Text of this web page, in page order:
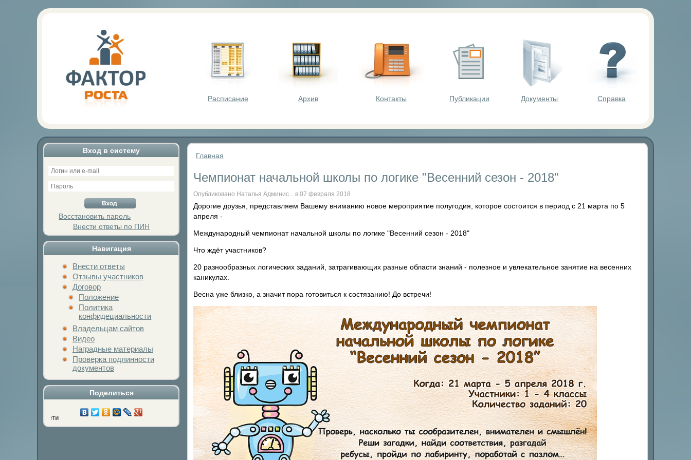
Расписание Архив Контакты Публикации Документы Справка
Вход в систему
Восстановить пароль
Внести ответы по ПИН
Навигация
Внести ответы
Отзывы участников
Договор
Положение
Политика
конфидециальности
Владельцам сайтов
Видео
Наградные материалы
Проверка подлинности
документов
Поделиться
Нажми на кнопку любимой социальной сети
Главная
Чемпионат начальной школы по логике "Весенний сезон - 2018"
Опубликовано Наталья Админис... в 07 февраля 2018
Дорогие друзья, представляем Вашему вниманию новое мероприятие полугодия, которое состоится в период с 21 марта по 5
апреля -
Международный чемпионат начальной школы по логике "Весенний сезон - 2018"
Что ждёт участников?
20 разнообразных логических заданий, затрагивающих разные области знаний - полезное и увлекательное занятие на весенних
каникулах.
Весна уже близко, а значит пора готовиться к состязанию! До встречи!